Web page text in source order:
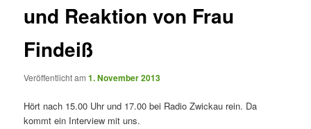
und Reaktion von Frau
Findeiß
Veröffentlicht am1. November 2013
Hört nach 15.00 Uhr und 17.00 bei Radio Zwickau rein. Da
kommt ein Interview mit uns.